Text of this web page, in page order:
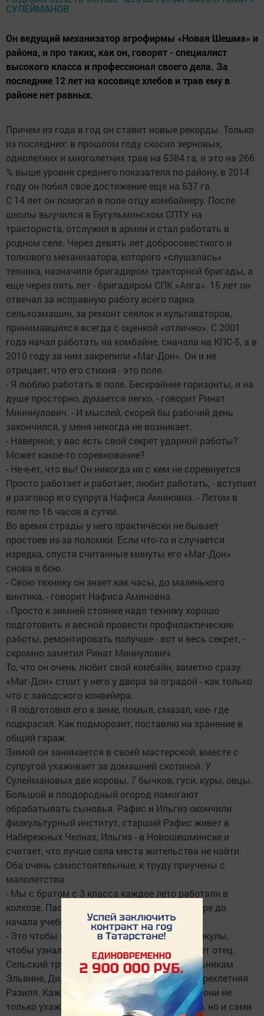
Он ведущий механизатор агрофирмы «Новая Шешма» и
района, и про таких, как он, говорят - специалист
высокого класса и профессионал своего дела. За
последние 12 лет на косовице хлебов и трав ему в
районе нет равных.
Причем из года в год он ставит новые рекорды. Только
из последних: в прошлом году скосил зерновых,
однолетних и многолетних трав на 5384 га, и это на 266
% выше уровня среднего показателя по району, в 2014
году он побил свое достижение еще на 537 га.
С 14 лет он помогал в поле отцу комбайнеру. После
школы выучился в Бугульминском СПТУ на
тракториста, отслужил в армии и стал работать в
родном селе. Через девять лет добросовестного и
толкового механизатора, которого «слушалась»
техника, назначили бригадиром тракторной бригады, а
еще через пять лет - бригадиром СПК «Алга». 15 лет он
отвечал за исправную работу всего парка
сельхозмашин, за ремонт сеялок и культиваторов,
принимавшихся всегда с оценкой «отлично». С 2001
года начал работать на комбайне, сначала на КПС-5, а в
2010 году за ним закрепили «Маг-Дон». Он и не
отрицает, что его стихия - это поле.
- Я люблю работать в поле. Бескрайние горизонты, и на
душе просторно, думается легко, - говорит Ринат
Минннулович. - И мыслей, скорей бы рабочий день
закончился, у меня никогда не возникает.
- Наверное, у вас есть свой секрет ударной работы?
Может какое-то соревнование?
- Не-е-ет, что вы! Он никогда ни с кем не соревнуется.
Просто работает и работает, любит работать, - вступает
в разговор его супруга Нафиса Аминовна. - Летом в
поле по 16 часов в сутки.
Во время страды у него практически не бывает
простоев из-за поломки. Если что-то и случается
изредка, спустя считанные минуты его «Маг-Дон»
снова в бою.
- Свою технику он знает как часы, до маленького
винтика, - говорит Нафиса Аминовна.
- Просто к зимней стоянке надо технику хорошо
подготовить и весной провести профилактические
работы, ремонтировать получше - вот и весь секрет, -
скромно заметил Ринат Миннулович.
То, что он очень любит свой комбайн, заметно сразу.
«Маг-Дон» стоит у него у двора за оградой - как только
что с заводского конвейера.
- Я подготовил его к зиме, помыл, смазал, кое- где
подкрасил. Как подморозит, поставлю на хранение в
общий гараж.
Зимой он занимается в своей мастерской, вместе с
супругой ухаживает за домашней скотиной. У
Сулеймановых две коровы, 7 бычков, гуси, куры, овцы.
Большой и плодородный огород помогают
обрабатывать сыновья. Рафис и Ильгиз окончили
физкультурный институт, старший Рафис живет в
Набережных Челнах, Ильгиз - в Новошешминске и
считает, что лучше села места жительства не найти.
Оба очень самостоятельные, к труду приучены с
малолетства.
- Мы с братом с 3 класса каждое лето работали в
колхозе. Пасли скотину, а потом и на тракторе до
начала учебного года, - вспоминает Ильгиз.
- Это чтобы не расслаблялись в летние каникулы,
чтобы узнали, что такое труд, - подтверждает отец.
Сельский труд не в тягость и внукам - школьникам
Эльвине, Диляре, Раилю, подрастает и четырехлетняя
Разиля. Каждое лето у бабушки с дедушкой они не
только ухаживают за домашней живностью, но и сами